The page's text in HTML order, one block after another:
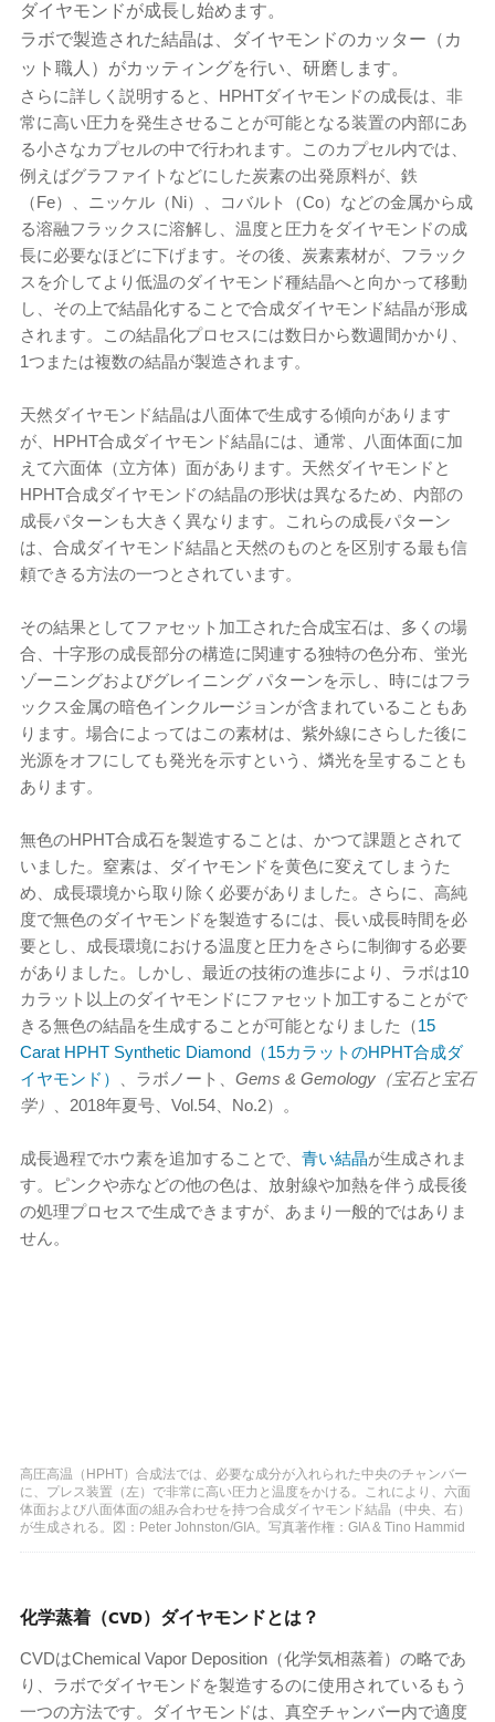
ダイヤモンドが成長し始めます。
ラボで製造された結晶は、ダイヤモンドのカッター（カ
ット職人）がカッティングを行い、研磨します。
さらに詳しく説明すると、HPHTダイヤモンドの成長は、非
常に高い圧力を発生させることが可能となる装置の内部にあ
る小さなカプセルの中で行われます。このカプセル内では、
例えばグラファイトなどにした炭素の出発原料が、鉄
（Fe）、ニッケル（Ni）、コバルト（Co）などの金属から成
る溶融フラックスに溶解し、温度と圧力をダイヤモンドの成
長に必要なほどに下げます。その後、炭素素材が、フラック
スを介してより低温のダイヤモンド種結晶へと向かって移動
し、その上で結晶化することで合成ダイヤモンド結晶が形成
されます。この結晶化プロセスには数日から数週間かかり、
1つまたは複数の結晶が製造されます。
天然ダイヤモンド結晶は八面体で生成する傾向があります
が、HPHT合成ダイヤモンド結晶には、通常、八面体面に加
えて六面体（立方体）面があります。天然ダイヤモンドと
HPHT合成ダイヤモンドの結晶の形状は異なるため、内部の
成長パターンも大きく異なります。これらの成長パターン
は、合成ダイヤモンド結晶と天然のものとを区別する最も信
頼できる方法の一つとされています。
その結果としてファセット加工された合成宝石は、多くの場
合、十字形の成長部分の構造に関連する独特の色分布、蛍光
ゾーニングおよびグレイニング パターンを示し、時にはフラ
ックス金属の暗色インクルージョンが含まれていることもあ
ります。場合によってはこの素材は、紫外線にさらした後に
光源をオフにしても発光を示すという、燐光を呈することも
あります。
無色のHPHT合成石を製造することは、かつて課題とされて
いました。窒素は、ダイヤモンドを黄色に変えてしまうた
め、成長環境から取り除く必要がありました。さらに、高純
度で無色のダイヤモンドを製造するには、長い成長時間を必
要とし、成長環境における温度と圧力をさらに制御する必要
がありました。しかし、最近の技術の進歩により、ラボは10
カラット以上のダイヤモンドにファセット加工することがで
きる無色の結晶を生成することが可能となりました（15
Carat HPHT Synthetic Diamond（15カラットのHPHT合成ダ
イヤモンド）
、ラボノート、 Gems & Gemology（宝石と宝石
学）
、2018年夏号、Vol.54、No.2）。
成長過程でホウ素を追加することで、 青い結晶が生成されま
す。ピンクや赤などの他の色は、放射線や加熱を伴う成長後
の処理プロセスで生成できますが、あまり一般的ではありま
せん。
高圧高温（HPHT）合成法では、必要な成分が入れられた中央のチャンバー
に、プレス装置（左）で非常に高い圧力と温度をかける。これにより、六面
体面および八面体面の組み合わせを持つ合成ダイヤモンド結晶（中央、右）
が生成される。図：Peter Johnston/GIA。写真著作権：GIA & Tino Hammid
化学蒸着（CVD）ダイヤモンドとは？
CVDはChemical Vapor Deposition（化学気相蒸着）の略であ
り、ラボでダイヤモンドを製造するのに使用されているもう
一つの方法です。ダイヤモンドは、真空チャンバー内で適度